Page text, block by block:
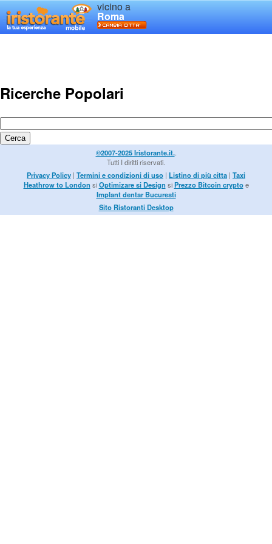
vicino a
Roma
Ricerche Popolari
©2007-2025 Iristorante.it..
Tutti I diritti riservati.
Privacy Policy | Termini e condizioni di uso | Listino di più citta | Taxi
Heathrow to London siOptimizare si Design siPrezzo Bitcoin cryptoe
Implant dentar Bucuresti
Sito Ristoranti Desktop